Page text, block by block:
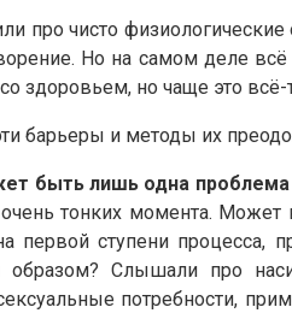
про чисто физиологические
Но на самом деле всё
здоровьем, но чаще это всё-
барьеры и методы их
быть лишь одна проблема
тонких момента. Может
первой ступени процесса,
Слышали про
потребности,